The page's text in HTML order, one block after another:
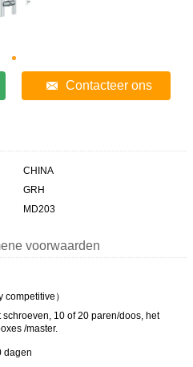
Contacteer ons
CHINA
GRH
MD203
voorwaarden
）
10 of 20 paren/doos, het
/master.
dagen